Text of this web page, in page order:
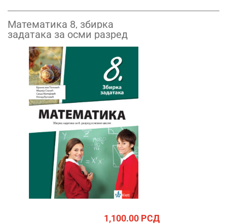
Математика 8, збирка
задатака за осми разред
1,100.00 РСД